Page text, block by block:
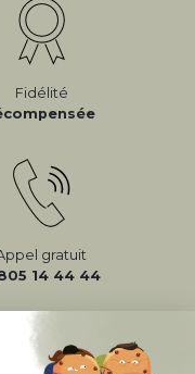
Fidélité
gratuit
14 44 44